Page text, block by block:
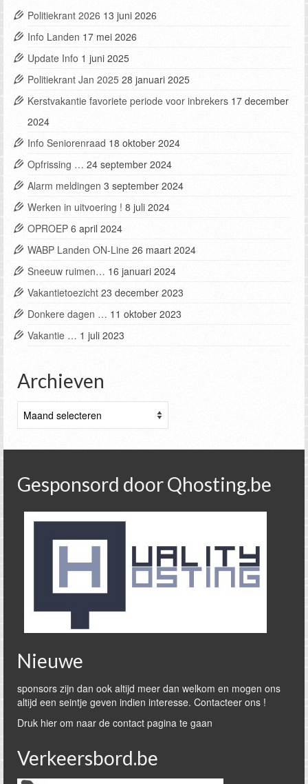
Politiekrant 2026 13 juni 2026
Info Landen 17 mei 2026
Update Info 1 juni 2025
Politiekrant Jan 2025 28 januari 2025
Kerstvakantie favoriete periode voor inbrekers 17 december
2024
Info Seniorenraad 18 oktober 2024
Opfrissing … 24 september 2024
Alarm meldingen 3 september 2024
Werken in uitvoering ! 8 juli 2024
OPROEP 6 april 2024
WABP Landen ON-Line 26 maart 2024
Sneeuw ruimen… 16 januari 2024
Vakantietoezicht 23 december 2023
Donkere dagen … 11 oktober 2023
Vakantie … 1 juli 2023
Archieven
Gesponsord door Qhosting.be
Nieuwe
sponsors zijn dan ook altijd meer dan welkom en mogen ons
altijd een seintje geven indien interesse. Contacteer ons !
Druk hier om naar de contact pagina te gaan
Verkeersbord.be